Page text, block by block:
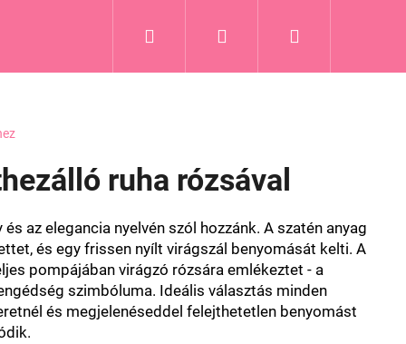
Keresés Bejelentkezés
ruha rózsával
és az elegancia nyelvén szól hozzánk. A szatén anyag
és egy frissen nyílt virágszál benyomását kelti. A
pompájában virágzó rózsára emlékeztet - a
szimbóluma. Ideális választás minden
és megjelenéseddel felejthetetlen benyomást